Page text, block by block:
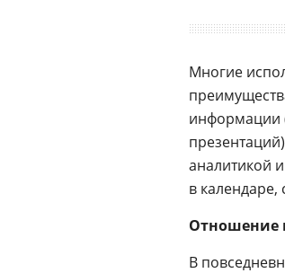
Многие
информации
аналитикой
в календаре,
Отношение
В